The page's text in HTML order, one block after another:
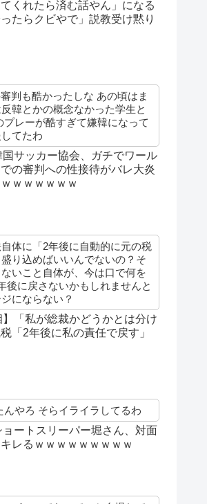
くれたら済む話やん」になる
たらクビやで」説教受け黙り
判も酷かったしな あの頃はま
韓とかの概念なかった学生と
プレーが酷すぎて嫌韓になって
てたわ
国サッカー協会、ガチでワール
の審判への性接待がバレ大炎
ｗｗｗｗｗｗ
体に「2年後に自動的に元の税
り込めばいいんでないの？そ
いこと自体が、今は口で何を
後に戻さないかもしれませんと
にならない？
】「私が総裁かどうかとは分け
「2年後に私の責任で戻す」
んやろ そらイライラしてるわ
ョートスリーパー堀さん、対面
レるｗｗｗｗｗｗｗｗｗ